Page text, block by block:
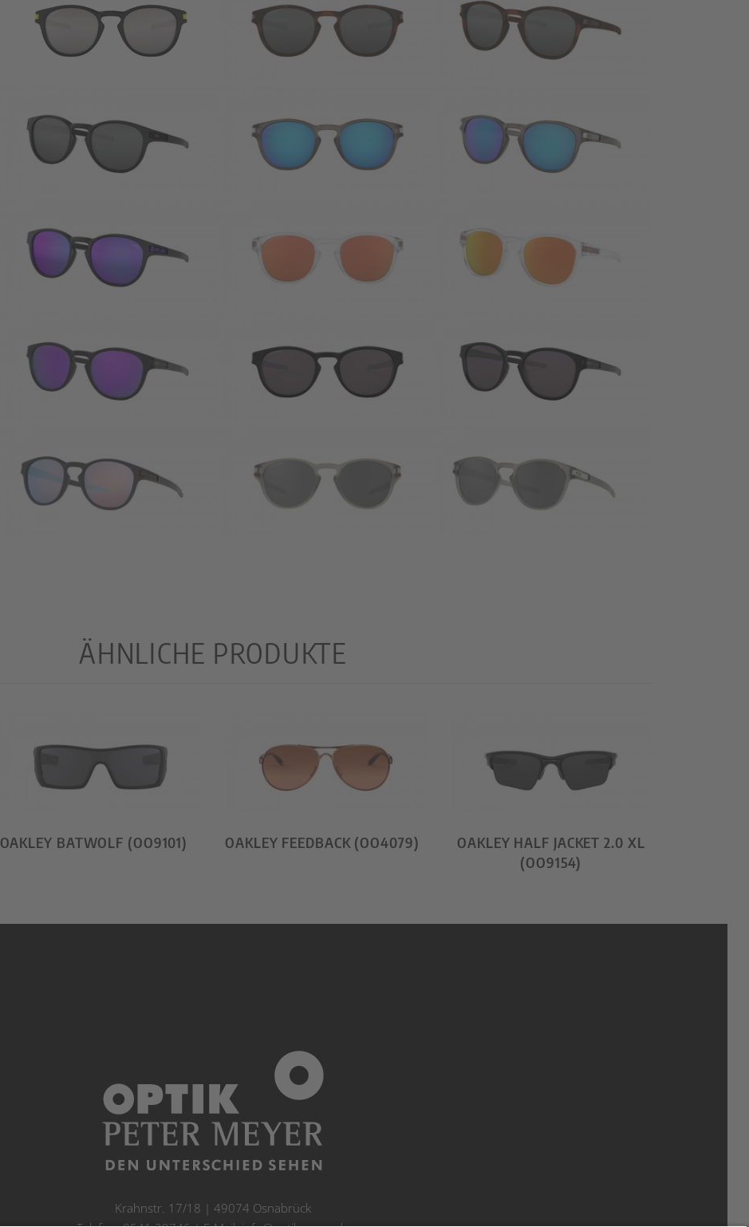
ÄHNLICHE PRODUKTE
OAKLEY BATWOLF (OO9101) OAKLEY FEEDBACK (OO4079)
OAKLEY HALF JACKET 2.0 XL
(OO9154)
Krahnstr. 17/18 | 49074 Osnabrück